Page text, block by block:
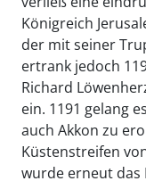
Königreich
der mit seiner
ertrank jedoch
Richard
ein. 1191 gelang
auch Akkon zu
Küstenstreifen
wurde erneut das